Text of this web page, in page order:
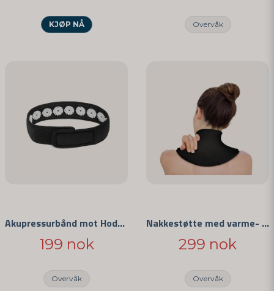
KJØP NÅ Overvåk
Akupressurbånd mot Hodepine
199 nok
Overvåk
Nakkestøtte med varme- og kuldeterapi
299 nok
Overvåk